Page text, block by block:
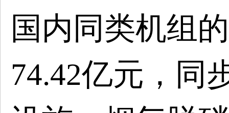
国内同类机组
74.42亿元，同